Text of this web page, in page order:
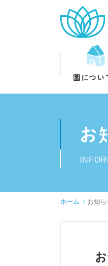
園につい
お
ホーム お知ら